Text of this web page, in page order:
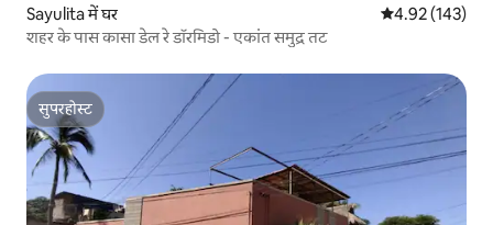
Sayulita में घर औसत रेटिंग 5 में से
4.92 (143)
शहर के पास कासा डेल रे डॉरमिडो - एकांत समुद्र तट
सुपरहोस्ट
सुपरहोस्ट